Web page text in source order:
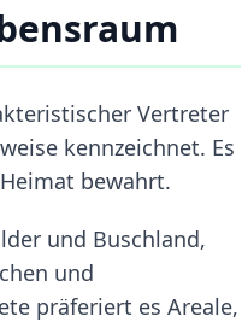
Vertreter
kennzeichnet. Es
bewahrt.
und Buschland,
und
präferiert es Areale,